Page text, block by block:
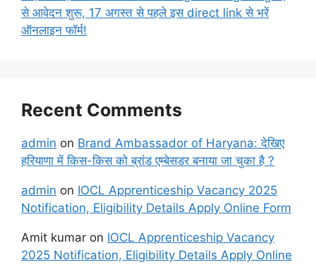
से आवेदन शुरू, 17 अगस्त से पहले इस direct link से भरें
ऑनलाइन फॉर्म!
Recent Comments
admin on Brand Ambassador of Haryana: देखिए
हरियाणा में किस-किस को ब्रांड एम्बेसडर बनाया जा चुका है ?
admin on IOCL Apprenticeship Vacancy 2025
Notification, Eligibility Details Apply Online Form
Amit kumar on IOCL Apprenticeship Vacancy
2025 Notification, Eligibility Details Apply Online